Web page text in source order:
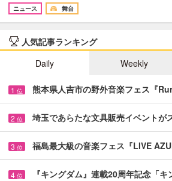
ニュース
舞台
人気記事ランキング
Daily
Weekly
1 位 熊本県人吉市の野外音楽フェス『
2 位 埼玉であらたな文具販売イベント
3 位 福島最大級の音楽フェス『LIVE
4 位 『キングダム』連載20周年記念「